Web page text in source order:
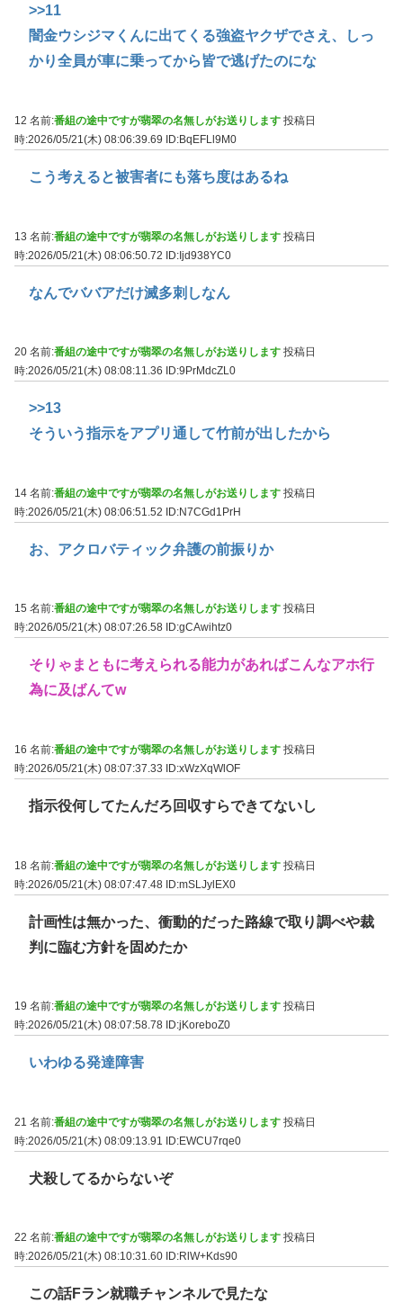
>>11
闇金ウシジマくんに出てくる強盗ヤクザでさえ、しっ
かり全員が車に乗ってから皆で逃げたのにな
12 名前:番組の途中ですが翡翠の名無しがお送りします 投稿日
時:2026/05/21(木) 08:06:39.69
ID:BqEFLl9M0
こう考えると被害者にも落ち度はあるね
13 名前:番組の途中ですが翡翠の名無しがお送りします 投稿日
時:2026/05/21(木) 08:06:50.72 ID:Ijd938YC0
なんでババアだけ滅多刺しなん
20 名前:番組の途中ですが翡翠の名無しがお送りします 投稿日
時:2026/05/21(木) 08:08:11.36
ID:9PrMdcZL0
>>13
そういう指示をアプリ通して竹前が出したから
14 名前:番組の途中ですが翡翠の名無しがお送りします 投稿日
時:2026/05/21(木) 08:06:51.52 ID:N7CGd1PrH
お、アクロバティック弁護の前振りか
15 名前:番組の途中ですが翡翠の名無しがお送りします 投稿日
時:2026/05/21(木) 08:07:26.58 ID:gCAwihtz0
そりゃまともに考えられる能力があればこんなアホ行
為に及ばんてw
16 名前:番組の途中ですが翡翠の名無しがお送りします 投稿日
時:2026/05/21(木) 08:07:37.33
ID:xWzXqWlOF
指示役何してたんだろ回収すらできてないし
18 名前:番組の途中ですが翡翠の名無しがお送りします 投稿日
時:2026/05/21(木) 08:07:47.48 ID:mSLJylEX0
計画性は無かった、衝動的だった路線で取り調べや裁
判に臨む方針を固めたか
19 名前:番組の途中ですが翡翠の名無しがお送りします 投稿日
時:2026/05/21(木) 08:07:58.78 ID:jKoreboZ0
いわゆる発達障害
21 名前:番組の途中ですが翡翠の名無しがお送りします 投稿日
時:2026/05/21(木) 08:09:13.91 ID:EWCU7rqe0
犬殺してるからないぞ
22 名前:番組の途中ですが翡翠の名無しがお送りします 投稿日
時:2026/05/21(木) 08:10:31.60 ID:RlW+Kds90
この話Fラン就職チャンネルで見たな